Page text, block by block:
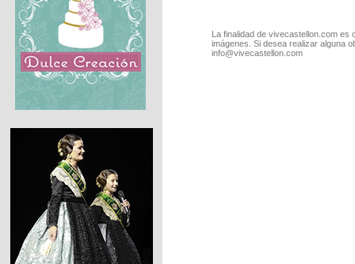
La finalidad de vivecastellon.com
imágenes. Si desea realizar alguna
info@vivecastellon.com